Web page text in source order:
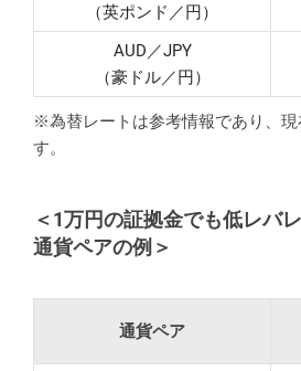
（英ポンド／円）
AUD／JPY
（豪ドル／円）
※為替レートは参考情報であり、現
す。
＜1万円の証拠金でも低レバ
通貨ペアの例＞
通貨ペア